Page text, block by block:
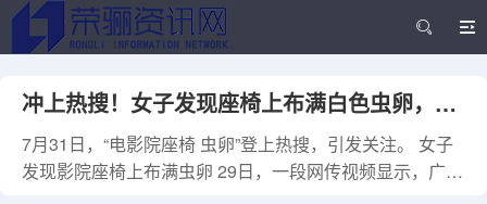
冲上热搜！女子发现座椅上布满白色虫卵，影
院：已道歉并退票……专家提醒
7月31日，“电影院座椅 虫卵”登上热搜，引发关注。 女子
发现影院座椅上布满虫卵 29日，一段网传视频显示，广东